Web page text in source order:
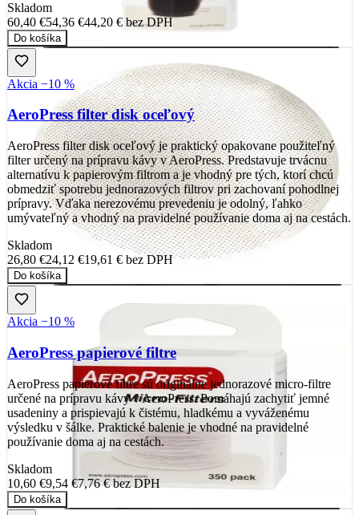
Skladom
60,40 €54,36 €44,20 € bez DPH
Do košíka
Akcia −10 %
AeroPress filter disk oceľový
AeroPress filter disk oceľový je praktický opakovane použiteľný
filter určený na prípravu kávy v AeroPress. Predstavuje trvácnu
alternatívu k papierovým filtrom a je vhodný pre tých, ktorí chcú
obmedziť spotrebu jednorazových filtrov pri zachovaní pohodlnej
prípravy. Vďaka nerezovému prevedeniu je odolný, ľahko
umývateľný a vhodný na pravidelné používanie doma aj na cestách.
Skladom
26,80 €24,12 €19,61 € bez DPH
Do košíka
Akcia −10 %
AeroPress papierové filtre
AeroPress papierové filtre sú originálne jednorazové micro-filtre
určené na prípravu kávy v AeroPress. Pomáhajú zachytiť jemné
usadeniny a prispievajú k čistému, hladkému a vyváženému
výsledku v šálke. Praktické balenie je vhodné na pravidelné
používanie doma aj na cestách.
Skladom
10,60 €9,54 €7,76 €bez DPH
Do košíka